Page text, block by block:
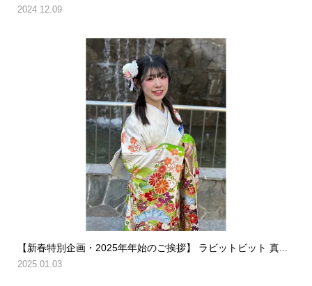
2024.12.09
【新春特別企画・2025年年始のご挨拶】 ラビットビット 真...
2025.01.03